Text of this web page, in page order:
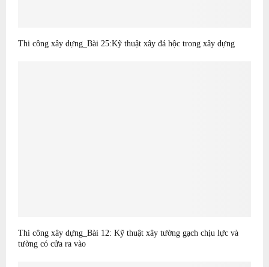
Thi công xây dựng_Bài 25:Kỹ thuật xây đá hộc trong xây dựng
Thi công xây dựng_Bài 12: Kỹ thuật xây tường gạch chịu lực và
tường có cửa ra vào